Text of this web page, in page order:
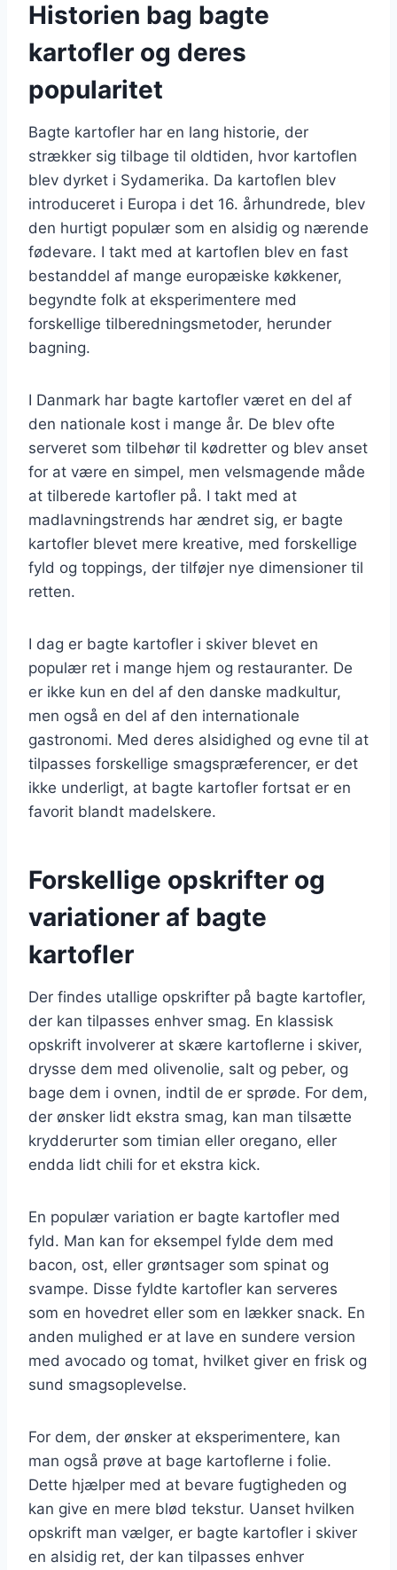
Historien bag bagte
kartofler og deres
popularitet
Bagte kartofler har en lang historie, der
strækker sig tilbage til oldtiden, hvor kartoflen
blev dyrket i Sydamerika. Da kartoflen blev
introduceret i Europa i det 16. århundrede, blev
den hurtigt populær som en alsidig og nærende
fødevare. I takt med at kartoflen blev en fast
bestanddel af mange europæiske køkkener,
begyndte folk at eksperimentere med
forskellige tilberedningsmetoder, herunder
bagning.
I Danmark har bagte kartofler været en del af
den nationale kost i mange år. De blev ofte
serveret som tilbehør til kødretter og blev anset
for at være en simpel, men velsmagende måde
at tilberede kartofler på. I takt med at
madlavningstrends har ændret sig, er bagte
kartofler blevet mere kreative, med forskellige
fyld og toppings, der tilføjer nye dimensioner til
retten.
I dag er bagte kartofler i skiver blevet en
populær ret i mange hjem og restauranter. De
er ikke kun en del af den danske madkultur,
men også en del af den internationale
gastronomi. Med deres alsidighed og evne til at
tilpasses forskellige smagspræferencer, er det
ikke underligt, at bagte kartofler fortsat er en
favorit blandt madelskere.
Forskellige opskrifter og
variationer af bagte
kartofler
Der findes utallige opskrifter på bagte kartofler,
der kan tilpasses enhver smag. En klassisk
opskrift involverer at skære kartoflerne i skiver,
drysse dem med olivenolie, salt og peber, og
bage dem i ovnen, indtil de er sprøde. For dem,
der ønsker lidt ekstra smag, kan man tilsætte
krydderurter som timian eller oregano, eller
endda lidt chili for et ekstra kick.
En populær variation er bagte kartofler med
fyld. Man kan for eksempel fylde dem med
bacon, ost, eller grøntsager som spinat og
svampe. Disse fyldte kartofler kan serveres
som en hovedret eller som en lækker snack. En
anden mulighed er at lave en sundere version
med avocado og tomat, hvilket giver en frisk og
sund smagsoplevelse.
For dem, der ønsker at eksperimentere, kan
man også prøve at bage kartoflerne i folie.
Dette hjælper med at bevare fugtigheden og
kan give en mere blød tekstur. Uanset hvilken
opskrift man vælger, er bagte kartofler i skiver
en alsidig ret, der kan tilpasses enhver